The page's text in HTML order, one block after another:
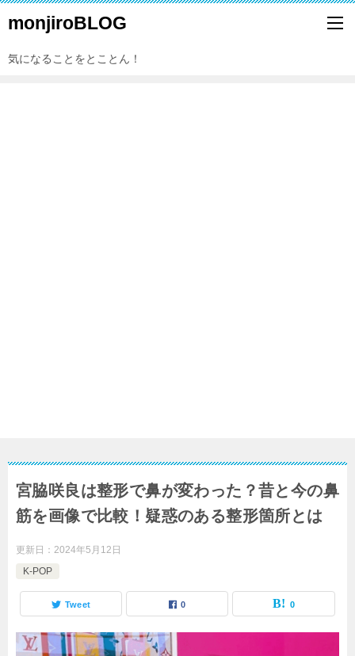
monjiroBLOG
気になることをとことん！
宮脇咲良は整形で鼻が変わった？昔と今の鼻
筋を画像で比較！疑惑のある整形箇所とは
更新日： 2024年5月12日
K-POP
Tweet 0 0